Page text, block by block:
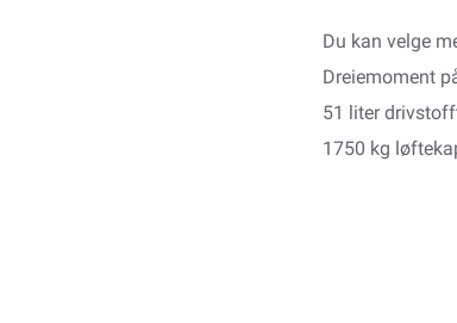
Du kan velge
Dreiemoment
51 liter
1750 kg